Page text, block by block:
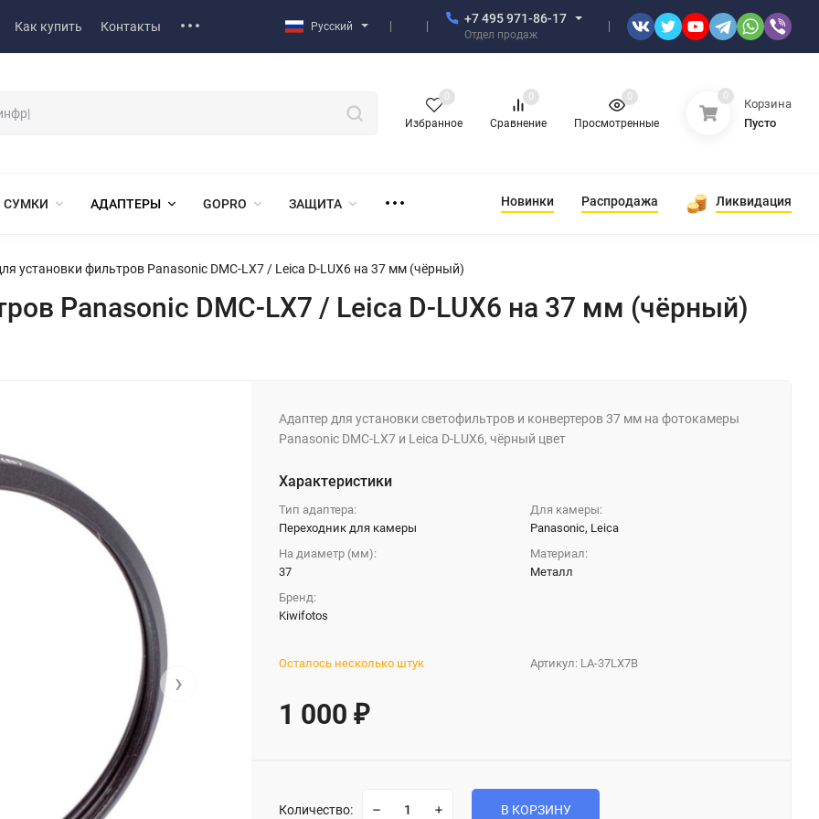
Как купить Контакты Русский
+7 495 971-86-17
Отдел продаж
Избранное
0
Сравнение
0
Просмотренные
0 0
Корзина
Пусто
СУМКИ АДАПТЕРЫ GOPRO ЗАЩИТА Новинки Распродажа Ликвидация
установки фильтров Panasonic DMC-LX7 / Leica D-LUX6 на 37 мм (чёрный)
Panasonic DMC-LX7 / Leica D-LUX6 на 37 мм (чёрный)
›
Адаптер для установки светофильтров и конвертеров 37 мм на фотокамеры
Panasonic DMC-LX7 и Leica D-LUX6, чёрный цвет
Характеристики
Тип адаптера:
Переходник для камеры
Для камеры:
Panasonic, Leica
На диаметр (мм):
37
Материал:
Металл
Бренд:
Kiwifotos
Артикул: LA-37LX7B
Осталось несколько штук
1 000₽
Количество: В КОРЗИНУ